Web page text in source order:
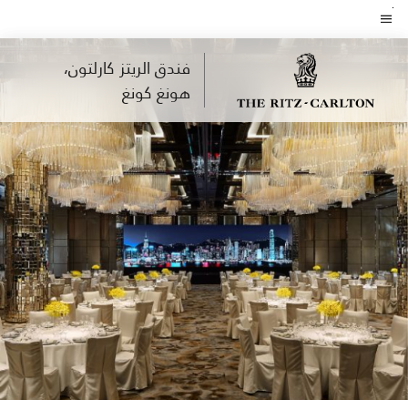
Skip
toنص القائمة
فندق الريتز كارلتون،
هونغ كونغ